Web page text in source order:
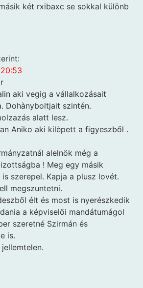
két rxibaxc se sokkal különb
aki vegig a vállalkozásait
Dohànyboltjait szintén.
alatt lesz.
Aniko aki kilèpett a figyeszből .
alelnök még a
! Meg egy másik
szerepel. Kapja a plusz lovét.
megszuntetni.
élt és most is nyerészkedik
a képviselői mandátumágol
szeretné Szirmán és
is.